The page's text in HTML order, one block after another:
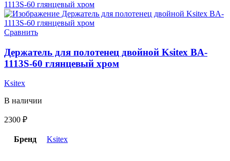
Сравнить
Держатель для полотенец двойной Ksitex BA-
1113S-60 глянцевый хром
Ksitex
В наличии
2300 ₽
Бренд Ksitex